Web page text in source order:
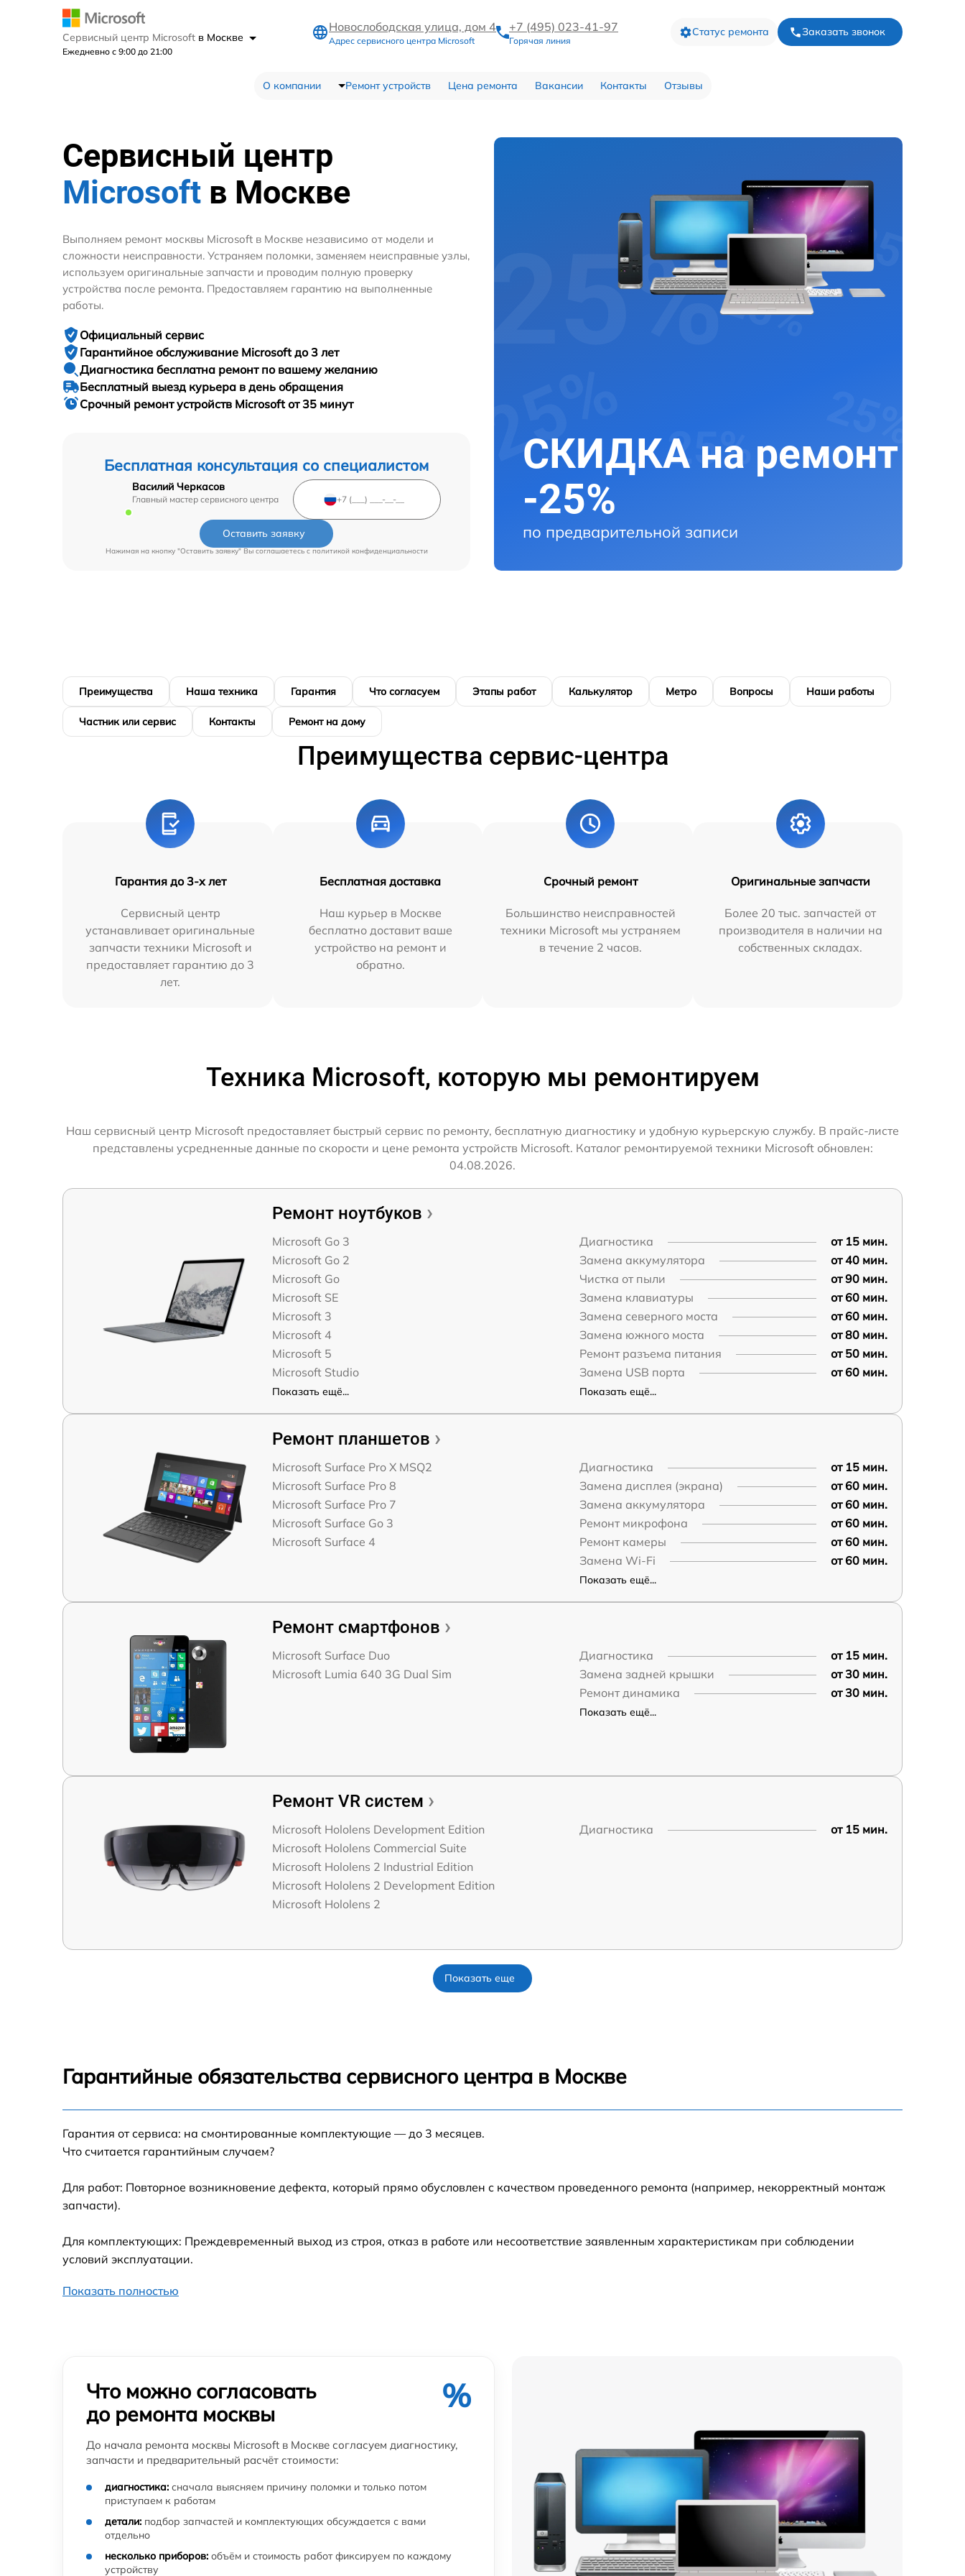
Сервисный центр Microsoft в Москве
Ежедневно с 9:00 до 21:00
Новослободская улица, дом 4
Адрес сервисного центра Microsoft
+7 (495) 023-41-97
Горячая линия
Статус ремонта Заказать звонок
О компании Ремонт устройств Цена ремонта Вакансии Контакты Отзывы
Сервисный центр
Microsoft в Москве
Бесплатная консультация со специалистом
Василий Черкасов
Главный мастер сервисного центра
Оставить заявку
Нажимая на кнопку "Оставить заявку" Вы соглашаетесь cполитикой конфиденциальности
Выполняем ремонт москвы Microsoft в Москве независимо от модели и
сложности неисправности. Устраняем поломки, заменяем неисправные узлы,
используем оригинальные запчасти и проводим полную проверку
устройства после ремонта. Предоставляем гарантию на выполненные
работы.
Официальный сервис
Гарантийное обслуживание Microsoft до 3 лет
Диагностика бесплатна ремонт по вашему желанию
Бесплатный выезд курьера в день обращения
Срочный ремонтустройств Microsoft от 35 минут
СКИДКА на ремонт
-25%
по предварительной записи
Преимущества Наша техника Гарантия Что согласуем Этапы работ Калькулятор Метро Вопросы Наши работы
Частник или сервис Контакты Ремонт на дому
Преимущества сервис-центра
Гарантия до 3-х лет
Сервисный центр
устанавливает оригинальные
запчасти техники Microsoft и
предоставляет гарантию до 3
лет.
Бесплатная доставка
Наш курьер в Москве
бесплатно доставит ваше
устройство на ремонт и
обратно.
Срочный ремонт
Большинство неисправностей
техники Microsoft мы устраняем
в течение 2 часов.
Оригинальные запчасти
Более 20 тыс. запчастей от
производителя в наличии на
собственных складах.
Техника Microsoft, которую мы ремонтируем
Наш сервисный центр Microsoft предоставляет быстрый сервис по ремонту, бесплатную диагностику и удобную курьерскую службу. В прайс-листе
представлены усредненные данные по скорости и цене ремонта устройств Microsoft. Каталог ремонтируемой техники Microsoft обновлен:
04.08.2026.
Ремонт ноутбуков
Microsoft Go 3
Microsoft Go 2
Microsoft Go
Microsoft SE
Microsoft 3
Microsoft 4
Microsoft 5
Microsoft Studio
Показать ещё...
Диагностика
от 15 мин.
Замена аккумулятора
от 40 мин.
Чистка от пыли
от 90 мин.
Замена клавиатуры
от 60 мин.
Замена северного моста
от 60 мин.
Замена южного моста
от 80 мин.
Ремонт разъема питания
от 50 мин.
Замена USB порта
от 60 мин.
Показать ещё...
Ремонт планшетов
Microsoft Surface Pro X MSQ2
Microsoft Surface Pro 8
Microsoft Surface Pro 7
Microsoft Surface Go 3
Microsoft Surface 4
Диагностика
от 15 мин.
Замена дисплея (экрана)
от 60 мин.
Замена аккумулятора
от 60 мин.
Ремонт микрофона
от 60 мин.
Ремонт камеры
от 60 мин.
Замена Wi-Fi
от 60 мин.
Показать ещё...
Ремонт смартфонов
Microsoft Surface Duo
Microsoft Lumia 640 3G Dual Sim
Диагностика
от 15 мин.
Замена задней крышки
от 30 мин.
Ремонт динамика
от 30 мин.
Показать ещё...
Ремонт VR систем
Microsoft Hololens Development Edition
Microsoft Hololens Commercial Suite
Microsoft Hololens 2 Industrial Edition
Microsoft Hololens 2 Development Edition
Microsoft Hololens 2
Диагностика от 15 мин.
Показать еще
Гарантийные обязательства сервисного центра в Москве
Гарантия от сервиса: на смонтированные комплектующие — до 3 месяцев.
Что считается гарантийным случаем?
Для работ: Повторное возникновение дефекта, который прямо обусловлен с качеством проведенного ремонта (например, некорректный монтаж
запчасти).
Для комплектующих: Преждевременный выход из строя, отказ в работе или несоответствие заявленным характеристикам при соблюдении
условий эксплуатации.
Показать полностью
Что можно согласовать
до ремонта москвы
%
До начала ремонта москвы Microsoft в Москве согласуем диагностику,
запчасти и предварительный расчёт стоимости:
диагностика: сначала выясняем причину поломки и только потом
приступаем к работам
детали: подбор запчастей и комплектующих обсуждается с вами
отдельно
несколько приборов: объём и стоимость работ фиксируем по каждому
устройству